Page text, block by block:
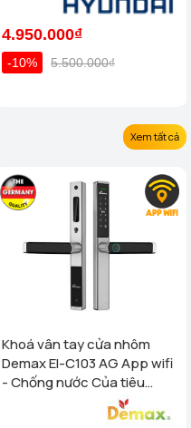
4.950.000₫
-10% 5.500.000₫
Xem tất cả
Khoá vân tay cửa nhôm
Demax El-C103 AG App wifi
- Chống nước Của tiêu